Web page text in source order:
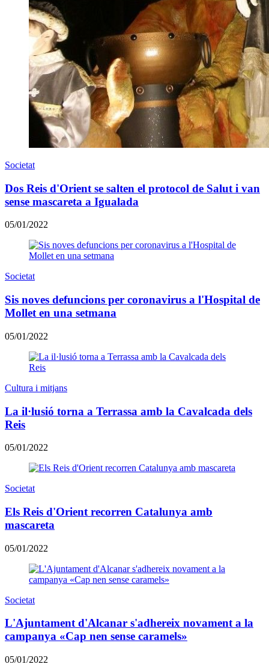
Societat
Dos Reis d'Orient se salten el protocol de Salut i van
sense mascareta a Igualada
05/01/2022
Societat
Sis noves defuncions per coronavirus a l'Hospital de
Mollet en una setmana
05/01/2022
Cultura i mitjans
La il·lusió torna a Terrassa amb la Cavalcada dels
Reis
05/01/2022
Societat
Els Reis d'Orient recorren Catalunya amb
mascareta
05/01/2022
Societat
L'Ajuntament d'Alcanar s'adhereix novament a la
campanya «Cap nen sense caramels»
05/01/2022